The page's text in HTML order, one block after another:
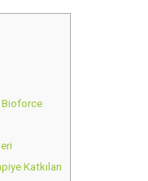
Bioforce
Katkıları